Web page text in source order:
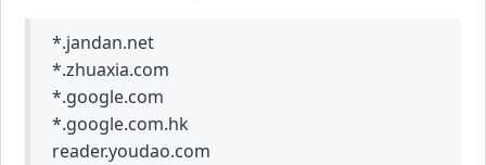
*.jandan.net
*.zhuaxia.com
*.google.com
*.google.com.hk
reader.youdao.com